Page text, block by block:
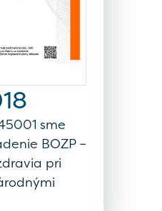
sme
BOZP –
pri